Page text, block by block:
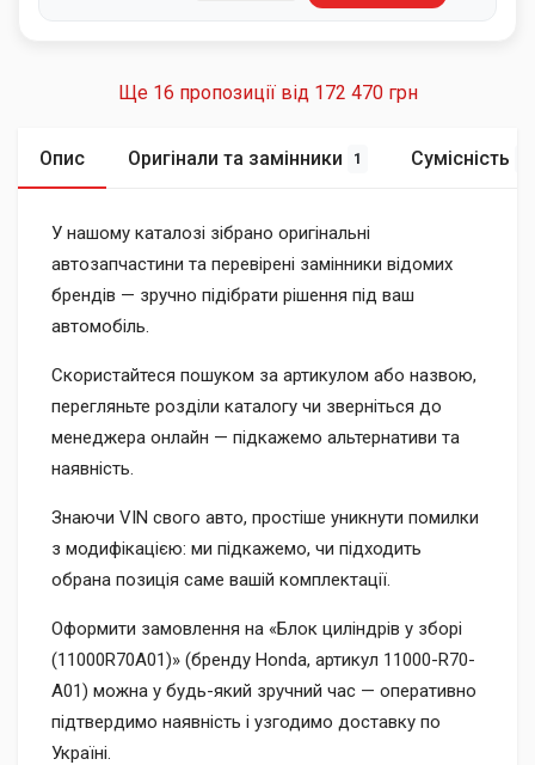
Ще 16 пропозиції від 172 470 грн
Опис Оригінали та замінники 1 Сумісність
У нашому каталозі зібрано оригінальні
автозапчастини та перевірені замінники відомих
брендів — зручно підібрати рішення під ваш
автомобіль.
Скористайтеся пошуком за артикулом або назвою,
перегляньте розділи каталогу чи зверніться до
менеджера онлайн — підкажемо альтернативи та
наявність.
Знаючи VIN свого авто, простіше уникнути помилки
з модифікацією: ми підкажемо, чи підходить
обрана позиція саме вашій комплектації.
Оформити замовлення на «Блок циліндрів у зборі
(11000R70A01)» (бренду Honda, артикул 11000-R70-
A01) можна у будь-який зручний час — оперативно
підтвердимо наявність і узгодимо доставку по
Україні.